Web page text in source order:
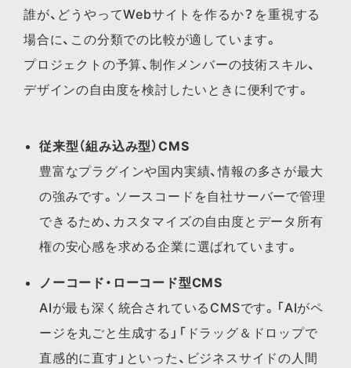
誰が、どうやってWebサイトを作るか？を重視する
場合に、この分類での比較が適しています。
プロジェクトの予算、制作メンバーの技術スキル、
デザインの自由度を検討したいときに便利です。
従来型（組み込み型）CMS
豊富なプラグインや国内実績、情報の多さが最大
の強みです。ソースコードを自社サーバーで管理
できるため、カスタマイズの自由度とデータ所有
権の安心感を求める企業に選ばれています。
ノーコード・ローコード型CMS
AIが最も深く統合されているCMSです。「AIがペ
ージを丸ごと生成する」「ドラッグ＆ドロップで
直感的に直す」といった、ビジネスサイドの人間